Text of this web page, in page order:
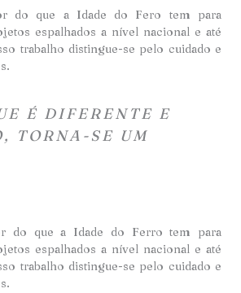
do que a Idade do Ferro tem para
espalhados a nível nacional e até
trabalho distingue-se pelo cuidado e
do que a Idade do Fero tem para
espalhados a nível nacional e até
trabalho distingue-se pelo cuidado e
É DIFERENTE E
TORNA-SE UM